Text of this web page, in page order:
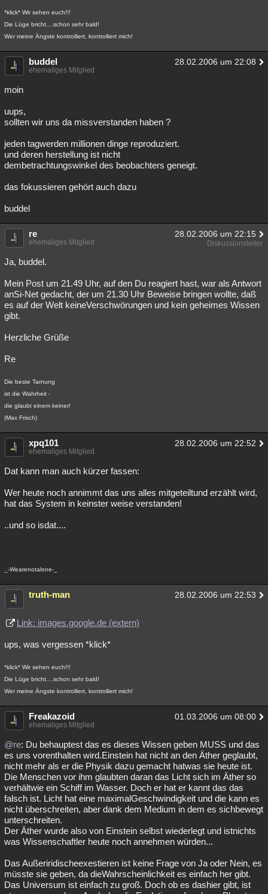
*klick* Wir sehen euch!!!
Die Lüge bricht....schon sehr bald!
Wer meine Ängste kontrolliert, kontrolliert mich!
buddel 28.02.2006 um 22:08
ehemaliges Mitglied
moin
uups,
sollten wir uns da missverstanden haben ?
jeden tagwerden millionen dinge reproduziert.
und deren herstellung ist nicht
dembetrachtungswinkel des beobachters geneigt.
das fokussieren gehört auch dazu
buddel
re 28.02.2006 um 22:15
ehemaliges Mitglied Diskussionsleiter
Ja, buddel.
Mein Post um 21.49 Uhr, auf den Du reagiert hast, war als Antwort
anSi-Net gedacht, der um 21.30 Uhr Beweise bringen wollte, daß
es auf der Welt keineVerschwörungen und kein geheimes Wissen
gibt.
Herzliche Grüße
Re
Die beste Tarnung
ist die Wahrheit -
die glaubt einem keiner!
(Max Frisch)
xpq101 28.02.2006 um 22:52
ehemaliges Mitglied
Dat kann man auch kürzer fassen:
Wer heute noch annimmt das uns alles mitgeteiltund erzählt wird,
hat das System in keinster weise verstanden!
..und so isdat....
_-Wearenotalone-_
truth-man 28.02.2006 um 22:53
Link: images.google.de (extern)
ups, was vergessen *klick*
*klick* Wir sehen euch!!!
Die Lüge bricht....schon sehr bald!
Wer meine Ängste kontrolliert, kontrolliert mich!
Freakazoid 01.03.2006 um 08:00
ehemaliges Mitglied
@re: Du behauptest das es dieses Wissen geben MUSS und das
es uns vorenthalten wird.Einstein hat nicht an den Äther geglaubt,
nicht mehr als er die Physik dazu gemacht hatwas sie heute ist.
Die Menschen vor ihm glaubten daran das Licht sich im Äther so
verhältwie ein Schiff im Wasser. Doch er hat er kannt das das
falsch ist. Licht hat eine maximalGeschwindigkeit und die kann es
nicht überschreiten, aber dank dem Medium in dem es sichbewegt
unterschreiten.
Der Äther wurde also von Einstein selbst wiederlegt und istnichts
was Wissenschaftler heute noch annehmen würden...
Das Außeriridischeexestieren ist keine Frage von Ja oder Nein, es
müsste sie geben, da dieWahrscheinlichkeit es einfach her gibt.
Das Universum ist einfach zu groß. Doch ob es dashier gibt, ist